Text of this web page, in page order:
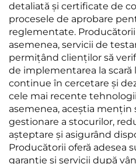
detaliată și certificate de
procesele de aprobare
reglementate.
asemenea, servicii de
permițând clienților să
de implementarea la scară
continue în cercetare și
cele mai recente
asemenea, aceștia
gestionare a stocurilor,
așteptare și asigurând
Producătorii oferă adesea
garanție și servicii după